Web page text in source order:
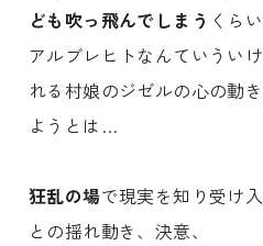
ども吹っ飛んでしまう くら
アルブレヒトなんていうい
れる村娘のジゼルの心の動
ようとは…
狂乱の場で現実を知り受け
との揺れ動き、決意、